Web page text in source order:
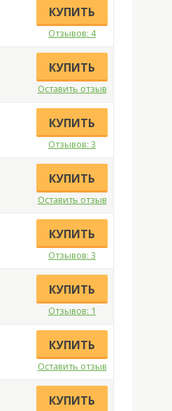
КУПИТЬ
Отзывов: 4
КУПИТЬ
Оставить отзыв
КУПИТЬ
Отзывов: 3
КУПИТЬ
Оставить отзыв
КУПИТЬ
Отзывов: 3
КУПИТЬ
Отзывов: 1
КУПИТЬ
Оставить отзыв
КУПИТЬ